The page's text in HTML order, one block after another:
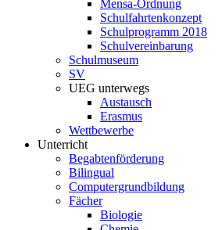
Mensa-Ordnung
Schulfahrtenkonzept
Schulprogramm 2018
Schulvereinbarung
Schulmuseum
SV
UEG unterwegs
Austausch
Erasmus
Wettbewerbe
Unterricht
Begabtenförderung
Bilingual
Computergrundbildung
Fächer
Biologie